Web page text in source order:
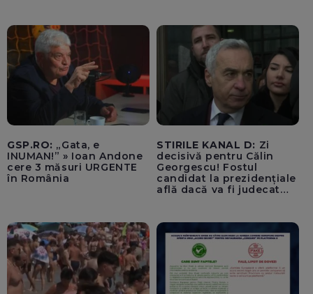
500.000 de lei/ Costul
total - 373.600 de lei a
acoperit întregul studiu
tehnic, structurat în opt
activită
GSP.RO: „Gata, e
INUMAN!” » Ioan Andone
cere 3 măsuri URGENTE
în România
STIRILE KANAL D: Zi
decisivă pentru Călin
Georgescu! Fostul
candidat la prezidențiale
află dacă va fi judecat